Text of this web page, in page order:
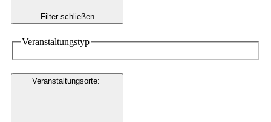
Filter schließen
Veranstaltungstyp
Veranstaltungsorte: